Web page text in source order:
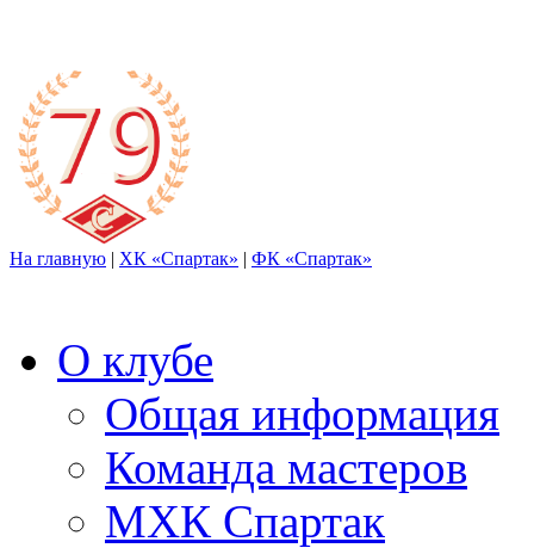
На главную | ХК «Спартак» | ФК «Спартак»
О клубе
Общая информация
Команда мастеров
МХК Спартак